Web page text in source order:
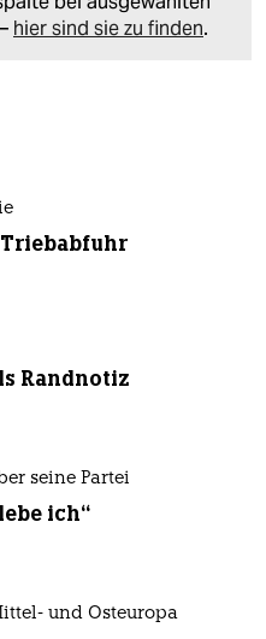
hier sind sie zu finden.
Randnotiz
seine Partei
ich“
und Osteuropa